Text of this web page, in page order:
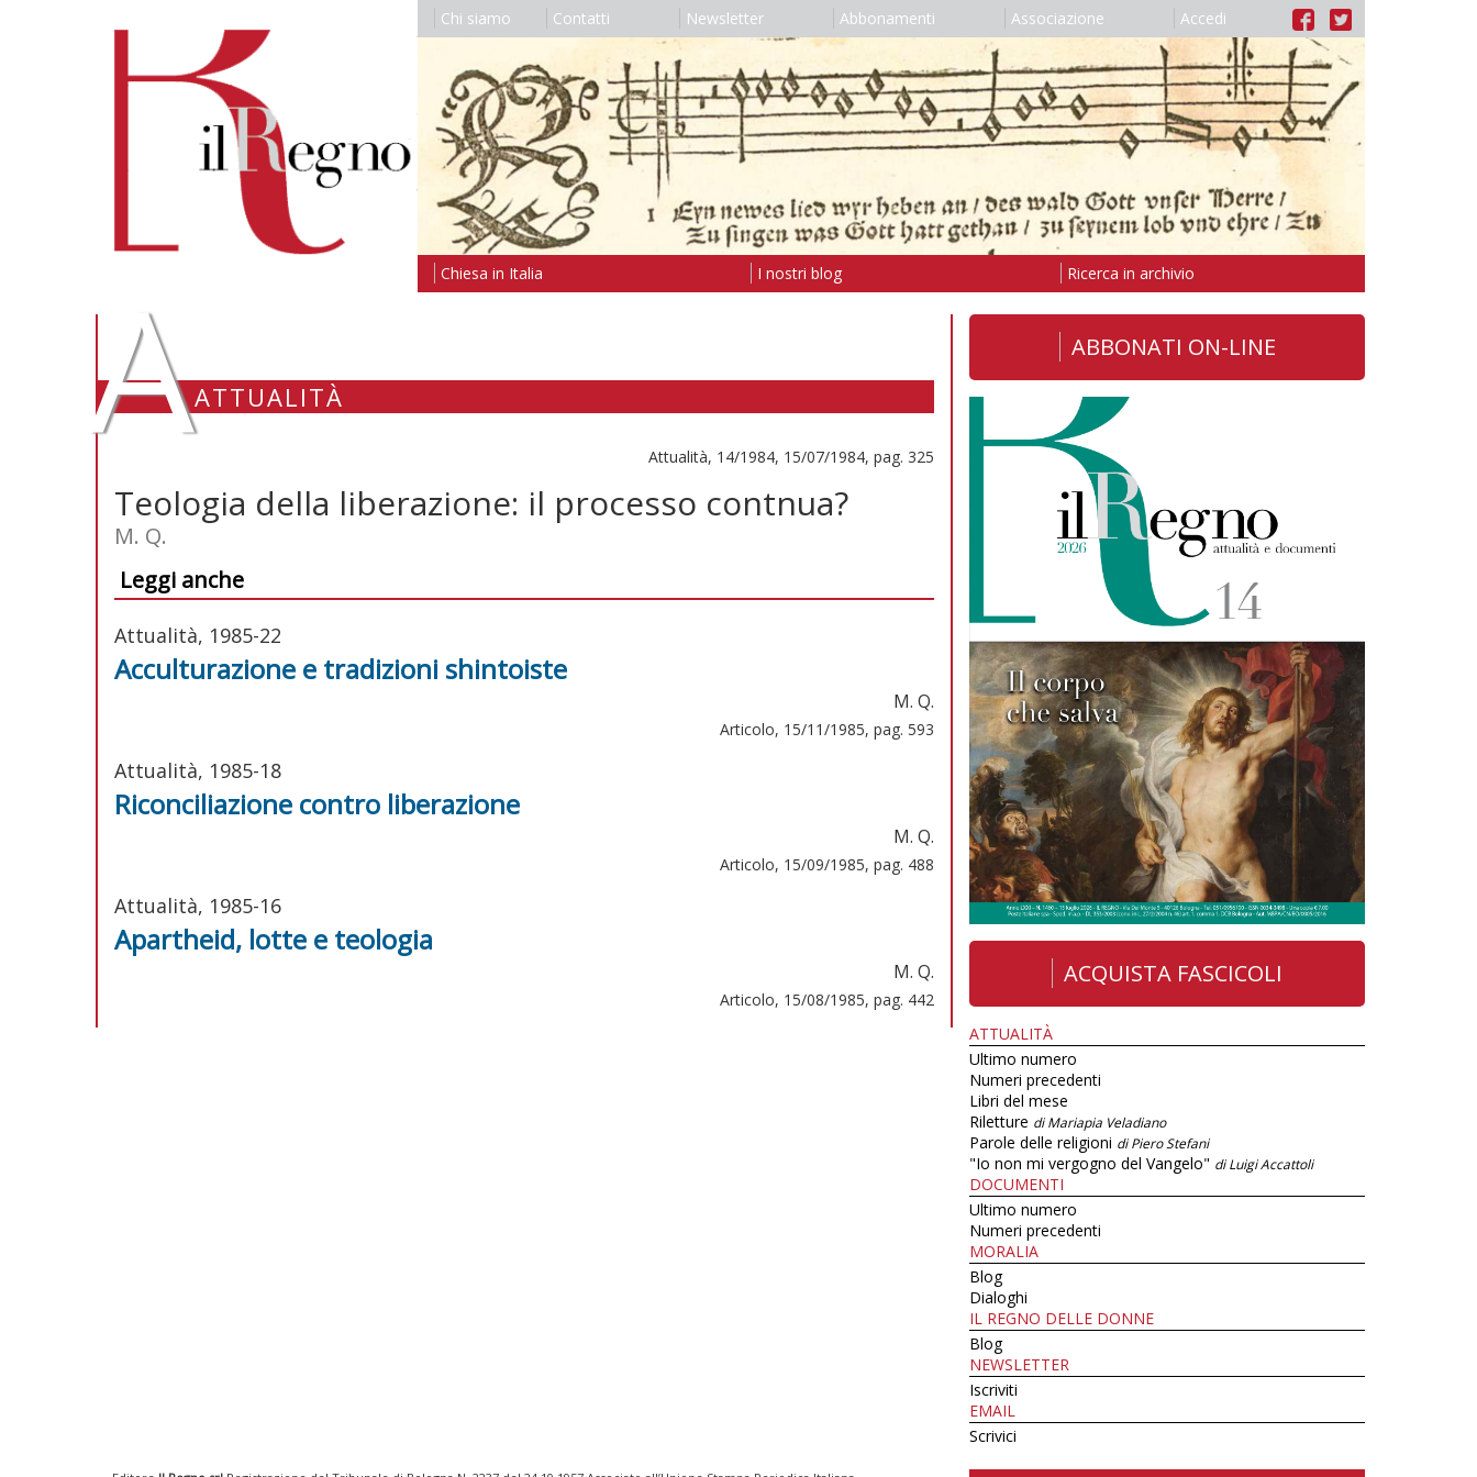
Chi siamo Contatti Newsletter Abbonamenti Associazione Accedi
Chiesa in Italia I nostri blog Ricerca in archivio
AATTUALITÀ
Attualità, 14/1984, 15/07/1984, pag. 325
Teologia della liberazione: il processo contnua?
M. Q.
Leggi anche
Attualità, 1985-22
Acculturazione e tradizioni shintoiste
M. Q.
Articolo, 15/11/1985, pag. 593
Attualità, 1985-18
Riconciliazione contro liberazione
M. Q.
Articolo, 15/09/1985, pag. 488
Attualità, 1985-16
Apartheid, lotte e teologia
M. Q.
Articolo, 15/08/1985, pag. 442
ABBONATI ON-LINE
ACQUISTA FASCICOLI
ATTUALITÀ
Ultimo numero
Numeri precedenti
Libri del mese
Riletture di Mariapia Veladiano
Parole delle religioni di Piero Stefani
"Io non mi vergogno del Vangelo" di Luigi Accattoli
DOCUMENTI
Ultimo numero
Numeri precedenti
MORALIA
Blog
Dialoghi
IL REGNO DELLE DONNE
Blog
NEWSLETTER
Iscriviti
EMAIL
Scrivici